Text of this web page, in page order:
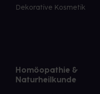
Dekorative Kosmetik
Homöopathie &
Naturheilkunde